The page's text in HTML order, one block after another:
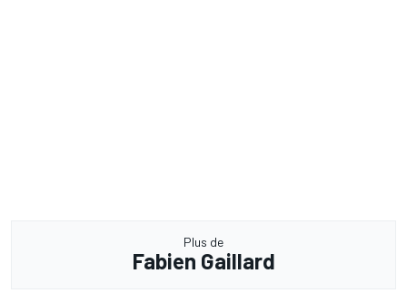
Plus de
Fabien Gaillard